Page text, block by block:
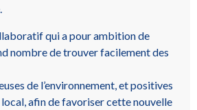
qui a pour ambition de
nombre de trouver facilement des
de l’environnement, et positives
afin de favoriser cette nouvelle